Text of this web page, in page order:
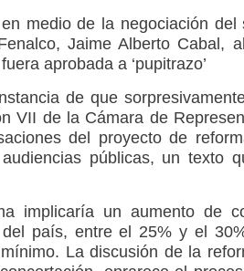
medio de la negociación del
Jaime Alberto Cabal,
aprobada a ‘pupitrazo’
de que
VII de la Cámara de
del proyecto de
públicas, un texto
implicaría un aumento de
país, entre el 25% y el
La discusión de la